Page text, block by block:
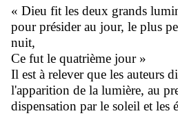
« Dieu fit les deux grands
pour présider au jour, le plus
nuit,
Ce fut le quatrième jour »
Il est à relever que les auteurs
l'apparition de la lumière, au
dispensation par le soleil et les